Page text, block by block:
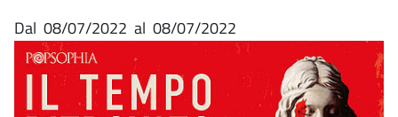
Dal 08/07/2022 al 08/07/2022